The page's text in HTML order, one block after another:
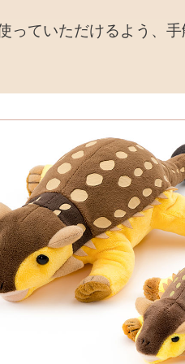
っていただけるよう、